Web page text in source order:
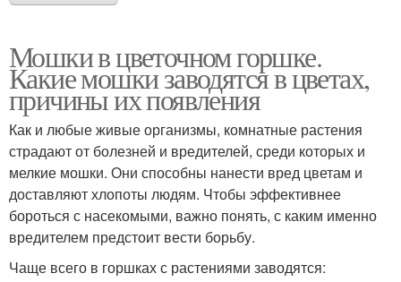
Мошки в цветочном горшке.
Какие мошки заводятся в цветах,
причины их появления
Как и любые живые организмы, комнатные растения
страдают от болезней и вредителей, среди которых и
мелкие мошки. Они способны нанести вред цветам и
доставляют хлопоты людям. Чтобы эффективнее
бороться с насекомыми, важно понять, с каким именно
вредителем предстоит вести борьбу.
Чаще всего в горшках с растениями заводятся: